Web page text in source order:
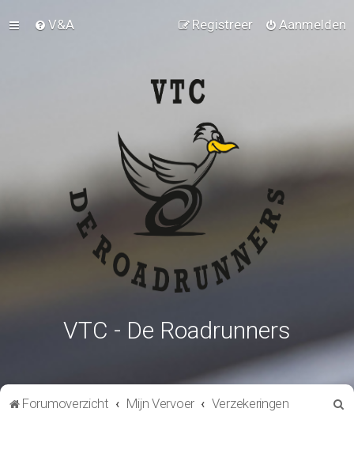
V&A Aanmelden
Registreer
VTC - De Roadrunners
Forumoverzicht Mijn Vervoer Verzekeringen